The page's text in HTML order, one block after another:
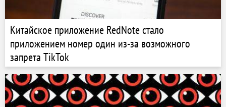
Китайское приложение RedNote стало
приложением номер один из-за возможного
запрета TikTok